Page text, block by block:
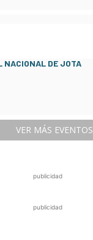
NACIONAL DE JOTA
VER MÁS EVENTOS
publicidad
publicidad